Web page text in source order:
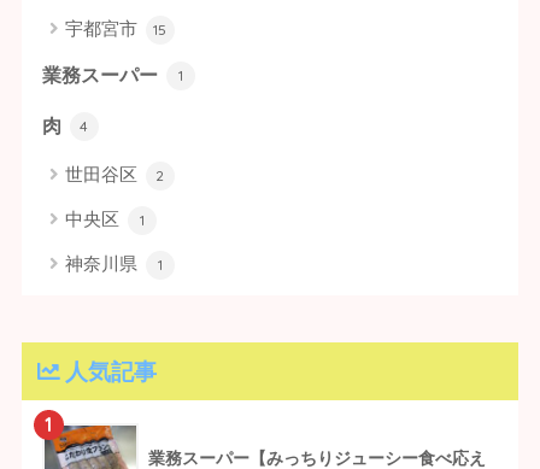
宇都宮市 15
業務スーパー 1
肉 4
世田谷区 2
中央区 1
神奈川県 1
人気記事
1
業務スーパー【みっちりジューシー食べ応え